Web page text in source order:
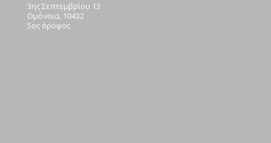
3ης Σεπτεμβρίου 13
Ομόνοια, 10432
5ος όροφος